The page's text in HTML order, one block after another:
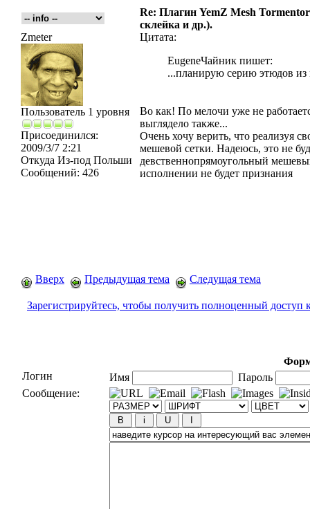
Re: Плагин YemZ Mesh
склейка и др.).
Zmeter
Пользователь 1 уровня
Присоединился:
2009/3/7 2:21
Откуда Из-под Польши
Сообщений: 426
Цитата:
EugeneЧайник пишет:
...планирую серию этюдов
Во как! По мелочи уже не
выглядело также...
Очень хочу верить, что реализуя
мешевой сетки. Надеюсь, это не
девственнопрямоугольный
исполнении не будет признания
Вверх Предыдущая тема Следущая тема
Зарегистрируйтесь, чтобы получить полноценный доступ
Логин
Имя
Пароль
Сообщение: